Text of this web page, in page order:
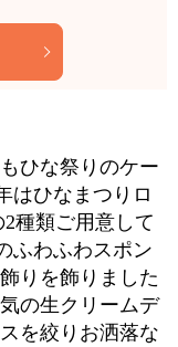
ひな祭りのケー
はひなまつりロ
種類ご用意して
ふわふわスポン
りを飾りました
の生クリームデ
を絞りお洒落な